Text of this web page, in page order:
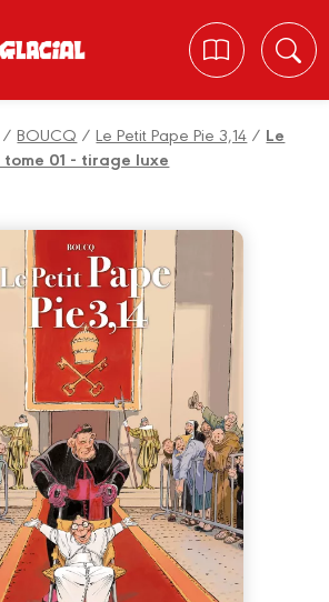
/BOUCQ /Le Petit Pape Pie 3,14 / Le
tome 01 - tirage luxe